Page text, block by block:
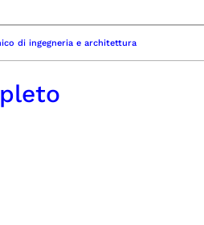
di ingegneria e architettura